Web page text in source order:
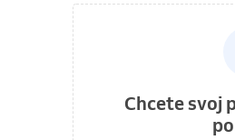
Chcete svoj